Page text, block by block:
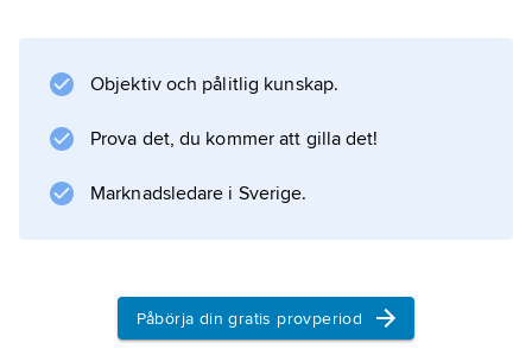
Carcharodontosaurus sahaʹricus
, som hör till samma familj som den största av
alla kända rovdinosaurier,
Giganotosaurus
kraftigt byggd och kan ha varit en effektiv
Objektiv och pålitlig kunskap.
Prova det, du kommer att gilla det!
Marknadsledare i Sverige.
Påbörja din gratis provperiod